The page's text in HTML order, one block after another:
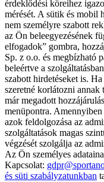
érdeklődési köreihez
mérését. A sütik és mobil
nem személyre szabott
az Ön beleegyezésének
elfogadok” gombra,
Sp. z o.o. és megbízható
beleértve a
szabott hirdetéseket is.
szeretné korlátozni annak
már megadott
menüpontra.
azok feldolgozása az
szolgáltatások magas
végzését szolgálja az
Az Ön személyes
Kapcsolat:
és süti szabályzatunkban